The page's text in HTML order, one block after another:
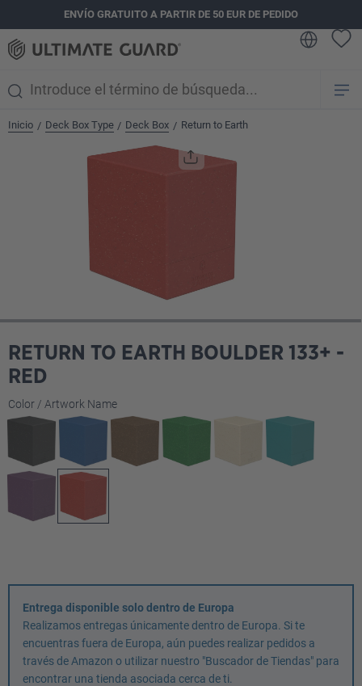
principalENVÍO GRATUITO A PARTIR DE 50 EUR DE PEDIDO
Inicio / Deck Box Type / Deck Box / Return to Earth
Omitir galería de imágenes
RETURN TO EARTH BOULDER 133+ -
RED
Seleccione
Color / Artwork Name
Entrega disponible solo dentro de Europa
Realizamos entregas únicamente dentro de Europa. Si te
encuentras fuera de Europa, aún puedes realizar pedidos a
través de Amazon o utilizar nuestro "Buscador de Tiendas" para
encontrar una tienda asociada cerca de ti.